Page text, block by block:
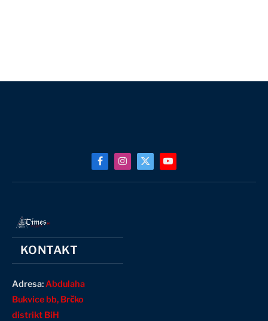
FacebookInstagram
X
YouTube
KONTAKT
Adresa:Abdulaha
Bukvice bb, Brčko
distrikt BiH